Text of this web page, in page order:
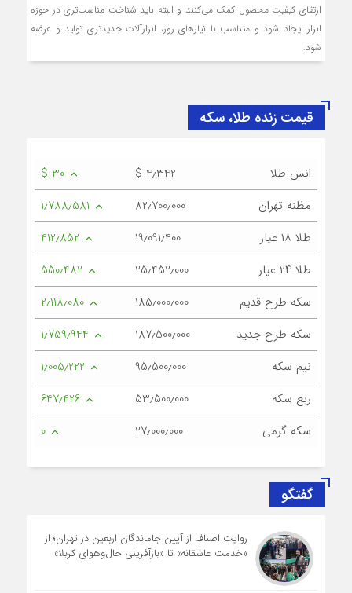
ارتقای کیفیت محصول کمک می‌کنند و البته باید شناخت مناسب‌تری در حوزه
ابزار ایجاد شود و متناسب با نیازهای روز، ابزار‌آلات جدیدتری تولید و عرضه
شود.
قیمت زنده طلا، سکه
انس طلا $ 4٫342
$ 30
مظنه تهران
82٫700٫000
1٫788٫581
طلا ۱۸ عیار
19٫091٫400
412٫852
طلا ۲۴ عیار
25٫452٫000
550٫482
سکه طرح قدیم
185٫000٫000
2٫118٫080
سکه طرح جدید
187٫500٫000
1٫759٫944
نیم سکه
95٫500٫000
1٫005٫222
ربع سکه
53٫500٫000
647٫426
سکه گرمی
27٫000٫000 0
گفتگو
روایت اصناف از آیین جاماندگان اربعین در تهران؛ از
«خدمت عاشقانه» تا «بازآفرینی حال‌وهوای کربلا»